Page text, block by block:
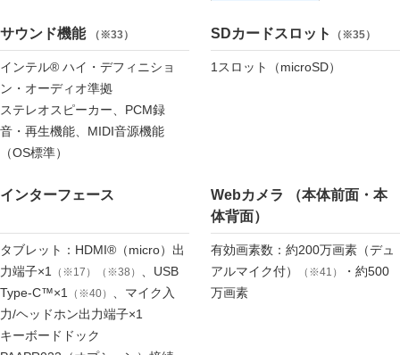
サウンド機能 （※33）
インテル® ハイ・デフィニショ
ン・オーディオ準拠
ステレオスピーカー、PCM録
音・再生機能、MIDI音源機能
（OS標準）
SDカードスロット （※35）
1スロット（microSD）
インターフェース
タブレット：HDMI®（micro）出
力端子×1
（※17）（※38）
、USB
Type-C™×1
（※40）
、マイク入
力/ヘッドホン出力端子×1
キーボードドック
Webカメラ （本体前面・本
体背面）
有効画素数：約200万画素（デュ
アルマイク付）
（※41）
・約500
万画素